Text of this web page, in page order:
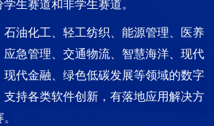
生赛道和非学生赛道。
油化工、轻工纺织、能源管理、医养
急管理、交通物流、智慧海洋、现代
代金融、绿色低碳发展等领域的数字
持各类软件创新，有落地应用解决方